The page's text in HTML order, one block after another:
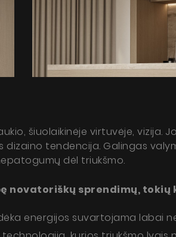
Apie mus
Virtualus
Galerija
Dirbkime
šiuolaikinėje virtuvėje, vizija.
tendencija. Galingas
dėl triukšmo.
novatoriškų sprendimų, tokių
energijos suvartojama labai